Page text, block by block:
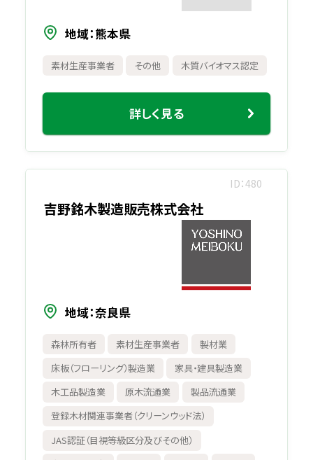
地域 熊本県
素材生産事業者 その他 木質バイオマス認定
詳しく見る
ID 480
吉野銘木製造販売株式会社
地域 奈良県
森林所有者 素材生産事業者
製材業
床板（フローリング）製造業
家具・建具製造業
木工品製造業
原木流通業
製品流通業
登録木材関連事業者（クリーンウッド法）
JAS認証（目視等級区分及びその他）